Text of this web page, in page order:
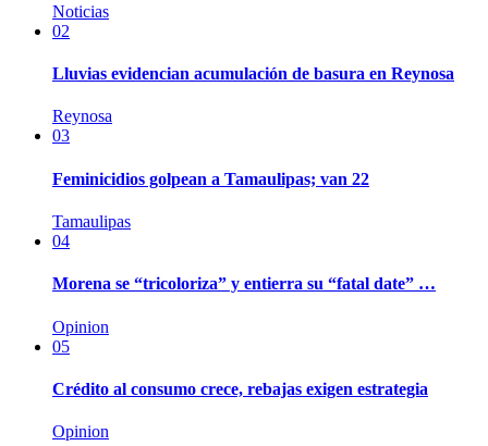
Noticias
02
Lluvias evidencian acumulación de basura en Reynosa
Reynosa
03
Feminicidios golpean a Tamaulipas; van 22
Tamaulipas
04
Morena se “tricoloriza” y entierra su “fatal date” …
Opinion
05
Crédito al consumo crece, rebajas exigen estrategia
Opinion